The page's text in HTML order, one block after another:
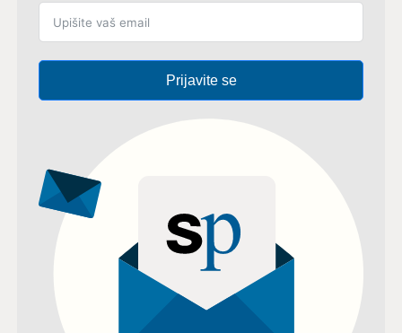
Prijavite se